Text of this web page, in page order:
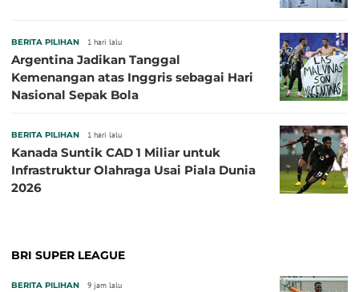
BERITA PILIHAN 1 hari lalu
Argentina Jadikan Tanggal
Kemenangan atas Inggris sebagai Hari
Nasional Sepak Bola
BERITA PILIHAN 1 hari lalu
Kanada Suntik CAD 1 Miliar untuk
Infrastruktur Olahraga Usai Piala Dunia
2026
BRI SUPER LEAGUE
BERITA PILIHAN 9 jam lalu